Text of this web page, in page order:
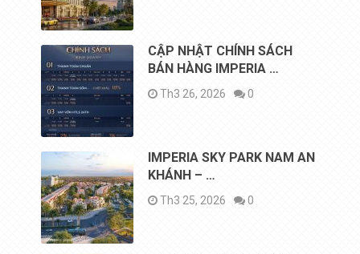
CẬP NHẬT CHÍNH SÁCH
BÁN HÀNG IMPERIA …
Th3 26, 2026 0
IMPERIA SKY PARK NAM AN
KHÁNH – …
Th3 25, 2026 0